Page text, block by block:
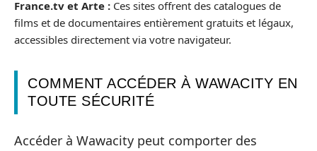
France.tv et Arte : Ces sites offrent des catalogues de
films et de documentaires entièrement gratuits et légaux,
accessibles directement via votre navigateur.
COMMENT ACCÉDER À WAWACITY EN
TOUTE SÉCURITÉ
Accéder à Wawacity peut comporter des